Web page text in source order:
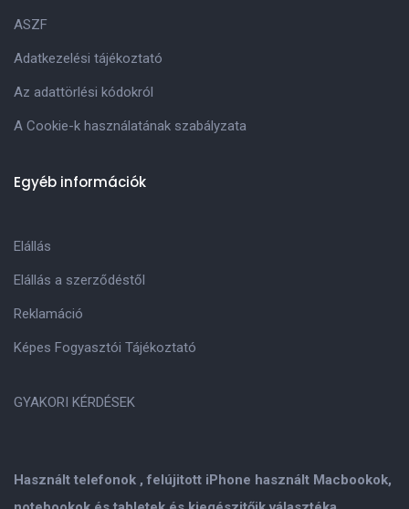
Használt telefonok , felújitott iPhone használt Macbookok,
ASZF
Adatkezelési tájékoztató
Az adattörlési kódokról
A Cookie-k használatának szabályzata
Egyéb információk
Elállás
Elállás a szerződéstől
Reklamáció
Képes Fogyasztói Tájékoztató
GYAKORI KÉRDÉSEK